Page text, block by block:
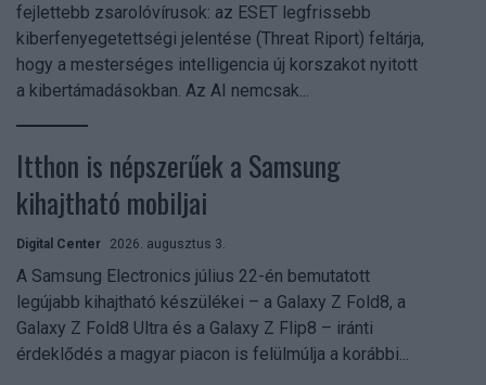
fejlettebb zsarolóvírusok: az ESET legfrissebb
kiberfenyegetettségi jelentése (Threat Riport) feltárja,
hogy a mesterséges intelligencia új korszakot nyitott
a kibertámadásokban. Az AI nemcsak...
Itthon is népszerűek a Samsung
kihajtható mobiljai
Digital Center 2026. augusztus 3.
A Samsung Electronics július 22-én bemutatott
legújabb kihajtható készülékei – a Galaxy Z Fold8, a
Galaxy Z Fold8 Ultra és a Galaxy Z Flip8 – iránti
érdeklődés a magyar piacon is felülmúlja a korábbi...